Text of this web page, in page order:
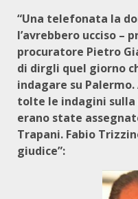
“Una telefonata la
l’avrebbero ucciso –
procuratore Pietro
di dirgli quel giorno
indagare su
tolte le indagini sulla
erano state
Trapani. Fabio
giudice”: